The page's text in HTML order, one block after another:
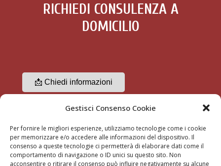
Gestisci Consenso Cookie
Per fornire le migliori esperienze, utilizziamo tecnologie come i cookie
per memorizzare e/o accedere alle informazioni del dispositivo. Il
consenso a queste tecnologie ci permetterà di elaborare dati come il
comportamento di navigazione o ID unici su questo sito. Non
acconsentire o ritirare il consenso può influire negativamente su alcune
RICHIEDI CONSULENZA A
DOMICILIO
📩 Chiedi informazioni